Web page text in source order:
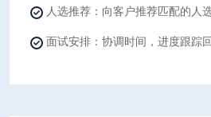
人选推荐：向客户推荐匹配的人
面试安排：协调时间，进度跟踪